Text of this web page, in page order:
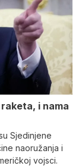
i nama
Sjedinjene
naoružanja i
vojsci.